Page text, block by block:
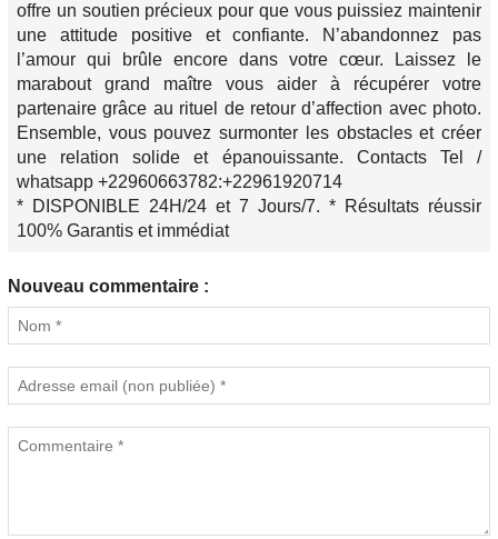
offre un soutien précieux pour que vous puissiez maintenir
une attitude positive et confiante. N’abandonnez pas
l’amour qui brûle encore dans votre cœur. Laissez le
marabout grand maître vous aider à récupérer votre
partenaire grâce au rituel de retour d’affection avec photo.
Ensemble, vous pouvez surmonter les obstacles et créer
une relation solide et épanouissante. Contacts Tel /
whatsapp +22960663782:+22961920714
* DISPONIBLE 24H/24 et 7 Jours/7. * Résultats réussir
100% Garantis et immédiat
Nouveau commentaire :